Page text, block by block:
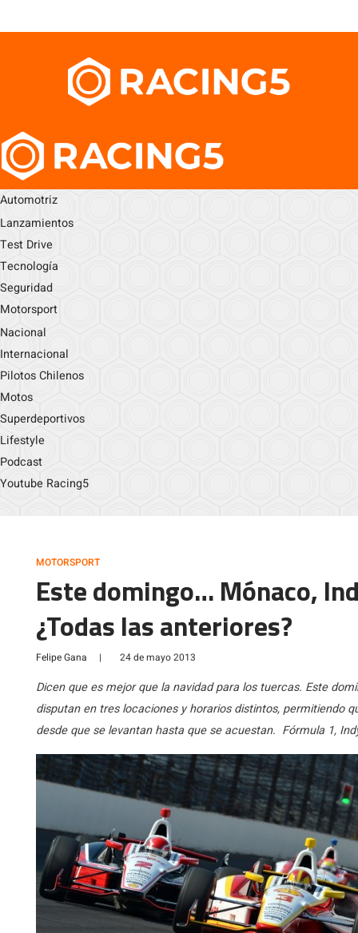
Automotriz
Lanzamientos
Test Drive
Tecnología
Seguridad
Motorsport
Nacional
Internacional
Pilotos Chilenos
Motos
Superdeportivos
Lifestyle
Podcast
Youtube Racing5
MOTORSPORT
Este domingo… Mónaco,
¿Todas las anteriores?
Felipe Gana | 24 de mayo 2013
Dicen que es mejor que la navidad para los tuercas. Este
disputan en tres locaciones y horarios distintos, permitiendo
desde que se levantan hasta que se acuestan. Fórmula 1,